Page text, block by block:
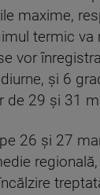
maxime,
termic
vor
şi 6
de 29 şi 31
pe 26 şi 27